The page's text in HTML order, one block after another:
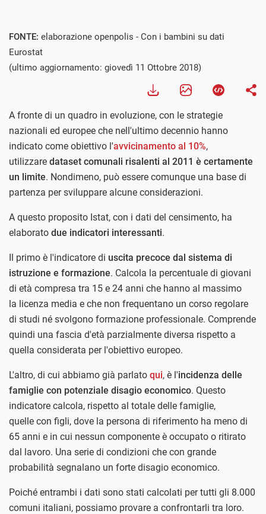
FONTE: elaborazione openpolis - Con i bambini su dati
Eurostat
(ultimo aggiornamento: giovedì 11 Ottobre 2018)
A fronte di un quadro in evoluzione, con le strategie
nazionali ed europee che nell'ultimo decennio hanno
indicato come obiettivo l'avvicinamento al 10%,
utilizzare dataset comunali risalenti al 2011 è certamente
un limite. Nondimeno, può essere comunque una base di
partenza per sviluppare alcune considerazioni.
A questo proposito Istat, con i dati del censimento, ha
elaborato due indicatori interessanti.
Il primo è l'indicatore di uscita precoce dal sistema di
istruzione e formazione. Calcola la percentuale di giovani
di età compresa tra 15 e 24 anni che hanno al massimo
la licenza media e che non frequentano un corso regolare
di studi né svolgono formazione professionale. Comprende
quindi una fascia d'età parzialmente diversa rispetto a
quella considerata per l'obiettivo europeo.
L'altro, di cui abbiamo già parlato qui, è l'incidenza delle
famiglie con potenziale disagio economico. Questo
indicatore calcola, rispetto al totale delle famiglie,
quelle con figli, dove la persona di riferimento ha meno di
65 anni e in cui nessun componente è occupato o ritirato
dal lavoro. Una serie di condizioni che con grande
probabilità segnalano un forte disagio economico.
Poiché entrambi i dati sono stati calcolati per tutti gli 8.000
comuni italiani, possiamo provare a confrontarli tra loro.